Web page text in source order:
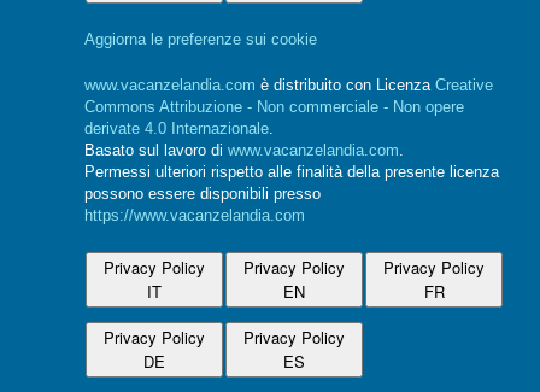
Aggiorna le preferenze sui cookie
www.vacanzelandia.com è distribuito con Licenza Creative
Commons Attribuzione - Non commerciale - Non opere
derivate 4.0 Internazionale
Basato sul lavoro di www.vacanzelandia.com
Permessi ulteriori rispetto alle finalità della presente licenza
possono essere disponibili presso
https://www.vacanzelandia.com
Privacy Policy
IT
Privacy Policy
EN
Privacy Policy
FR
Privacy Policy
DE
Privacy Policy
ES